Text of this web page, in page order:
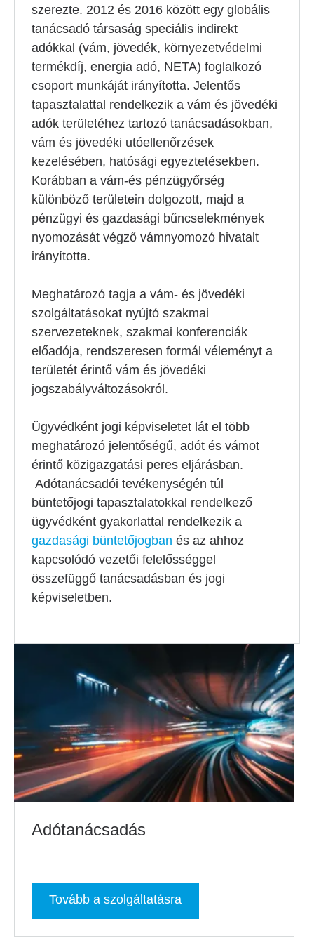
Adótanácsadás
Tovább a szolgáltatásra
szerezte. 2012 és 2016 között egy globális
tanácsadó társaság speciális indirekt
adókkal (vám, jövedék, környezetvédelmi
termékdíj, energia adó, NETA) foglalkozó
csoport munkáját irányította. Jelentős
tapasztalattal rendelkezik a vám és jövedéki
adók területéhez tartozó tanácsadásokban,
vám és jövedéki utóellenőrzések
kezelésében, hatósági egyeztetésekben.
Korábban a vám-és pénzügyőrség
különböző területein dolgozott, majd a
pénzügyi és gazdasági bűncselekmények
nyomozását végző vámnyomozó hivatalt
irányította.
Meghatározó tagja a vám- és jövedéki
szolgáltatásokat nyújtó szakmai
szervezeteknek, szakmai konferenciák
előadója, rendszeresen formál véleményt a
területét érintő vám és jövedéki
jogszabályváltozásokról.
Ügyvédként jogi képviseletet lát el több
meghatározó jelentőségű, adót és vámot
érintő közigazgatási peres eljárásban.
Adótanácsadói tevékenységén túl
büntetőjogi tapasztalatokkal rendelkező
ügyvédként gyakorlattal rendelkezik a
gazdasági büntetőjogban és az ahhoz
kapcsolódó vezetői felelősséggel
összefüggő tanácsadásban és jogi
képviseletben.